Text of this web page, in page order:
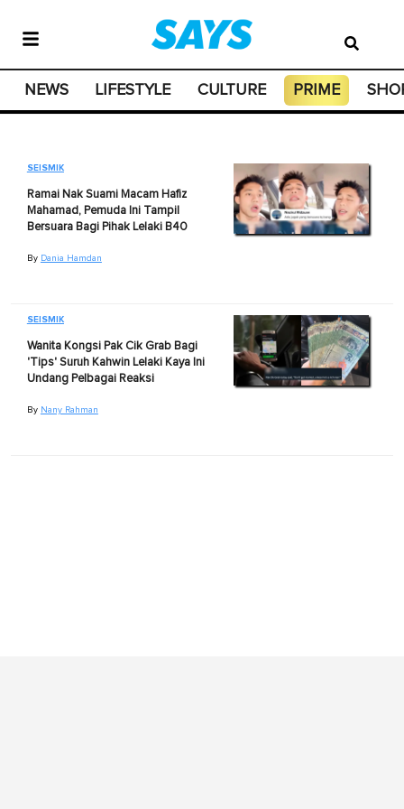
NEWS LIFESTYLE CULTURE PRIME
SEISMIK
Ramai Nak Suami Macam Hafiz
Mahamad, Pemuda Ini Tampil
Bersuara Bagi Pihak Lelaki B40
By Dania Hamdan
SEISMIK
Wanita Kongsi Pak Cik Grab Bagi
'Tips' Suruh Kahwin Lelaki Kaya Ini
Undang Pelbagai Reaksi
By Nany Rahman